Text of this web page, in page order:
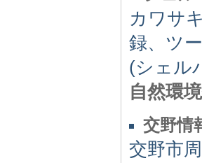
カワサ
録、ツ
(シェル
自然環
交野情
交野市